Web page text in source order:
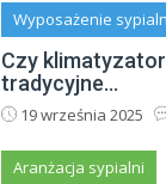
Wyposażenie
Czy
tradycyjne...
19 września 2025
Aranżacja sypialni